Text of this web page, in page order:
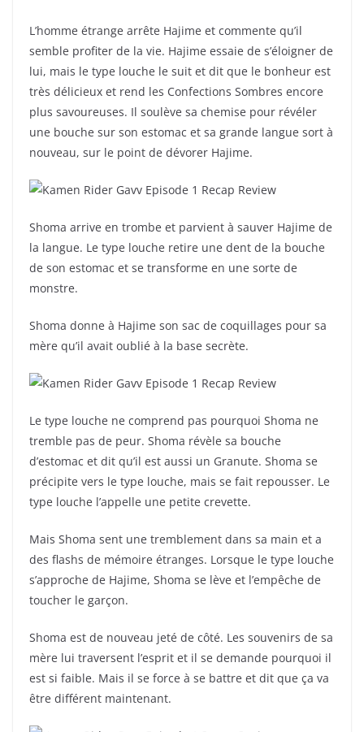
L’homme étrange arrête Hajime et commente qu’il
semble profiter de la vie. Hajime essaie de s’éloigner de
lui, mais le type louche le suit et dit que le bonheur est
très délicieux et rend les Confections Sombres encore
plus savoureuses. Il soulève sa chemise pour révéler
une bouche sur son estomac et sa grande langue sort à
nouveau, sur le point de dévorer Hajime.
Shoma arrive en trombe et parvient à sauver Hajime de
la langue. Le type louche retire une dent de la bouche
de son estomac et se transforme en une sorte de
monstre.
Shoma donne à Hajime son sac de coquillages pour sa
mère qu’il avait oublié à la base secrète.
Le type louche ne comprend pas pourquoi Shoma ne
tremble pas de peur. Shoma révèle sa bouche
d’estomac et dit qu’il est aussi un Granute. Shoma se
précipite vers le type louche, mais se fait repousser. Le
type louche l’appelle une petite crevette.
Mais Shoma sent une tremblement dans sa main et a
des flashs de mémoire étranges. Lorsque le type louche
s’approche de Hajime, Shoma se lève et l’empêche de
toucher le garçon.
Shoma est de nouveau jeté de côté. Les souvenirs de sa
mère lui traversent l’esprit et il se demande pourquoi il
est si faible. Mais il se force à se battre et dit que ça va
être différent maintenant.